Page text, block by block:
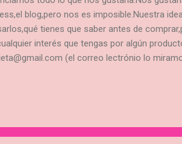
blog,pero nos es imposible.Nuestra
tienes que saber antes de
interés que tengas por algún
(el correo lectrónio lo
damos el importe total de la
horas, lo tendrás en casa. Si no tienes